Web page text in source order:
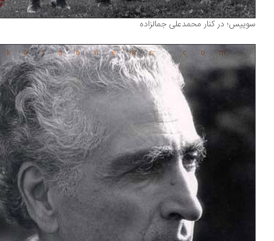
در کنار محمدعلی جمالزاده